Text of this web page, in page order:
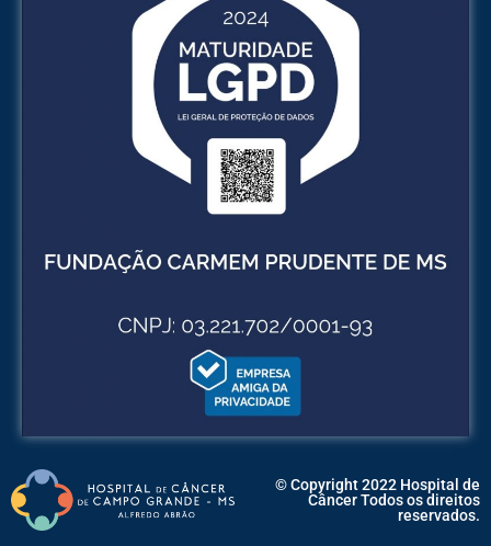
© Copyright 2022 Hospital de
Câncer Todos os direitos
reservados.